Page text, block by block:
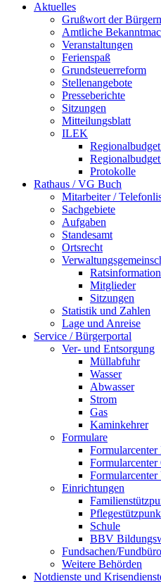
Aktuelles
Grußwort der
Amtliche
Veranstaltungen
Ferienspaß
Grundsteuerreform
Stellenangebote
Presseberichte
Sitzungen
Mitteilungsblatt
ILEK
Protokolle
Rathaus / VG Buch
Mitarbeiter /
Sachgebiete
Aufgaben
Standesamt
Ortsrecht
Mitglieder
Sitzungen
Statistik und Zahlen
Lage und Anreise
Service / Bürgerportal
Ver- und Entsorgung
Müllabfuhr
Wasser
Abwasser
Strom
Gas
Kaminkehrer
Formulare
Formularcenter
Formularcenter
Formularcenter
Einrichtungen
Schule
BBV
Fundsachen/Fundbüro
Weitere Behörden
Notdienste und